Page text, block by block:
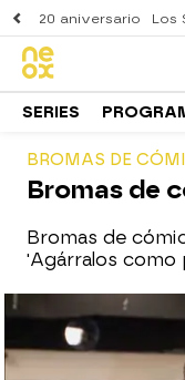
20 aniversario Los
SERIES
BROMAS DE
Bromas de
Bromas de
'Agárralos como